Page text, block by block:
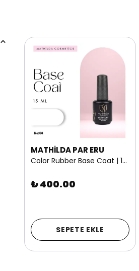
MATHİLDA PAR ERU
Color Rubber Base Coat | 15 ml NO: 08
₺ 400.00
SEPETE EKLE